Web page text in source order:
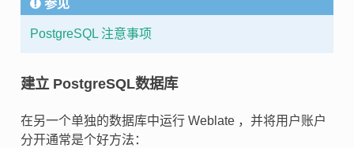
参见
PostgreSQL 注意事项
建立 PostgreSQL数据库
在另一个单独的数据库中运行 Weblate ，并将用户账户
分开通常是个好方法：